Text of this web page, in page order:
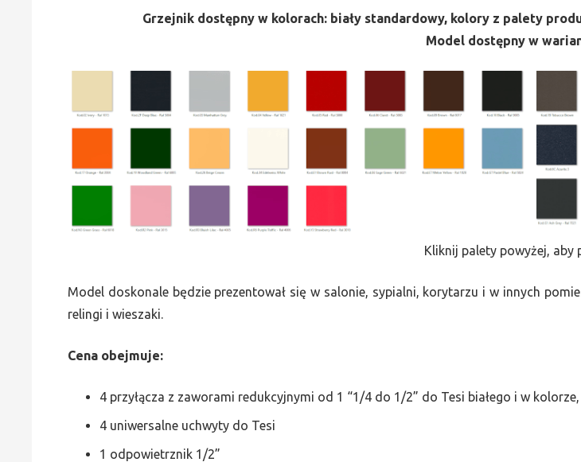
Grzejnik dostępny w kolorach: biały standardowy, kolory z palety
Model dostępny w
Kliknij palety powyżej, aby
Model doskonale będzie prezentował się w salonie, sypialni, korytarzu i w innych
relingi i wieszaki.
Cena obejmuje:
4 przyłącza z zaworami redukcyjnymi od 1 “1/4 do 1/2” do Tesi białego i w
4 uniwersalne uchwyty do Tesi
1 odpowietrznik 1/2”